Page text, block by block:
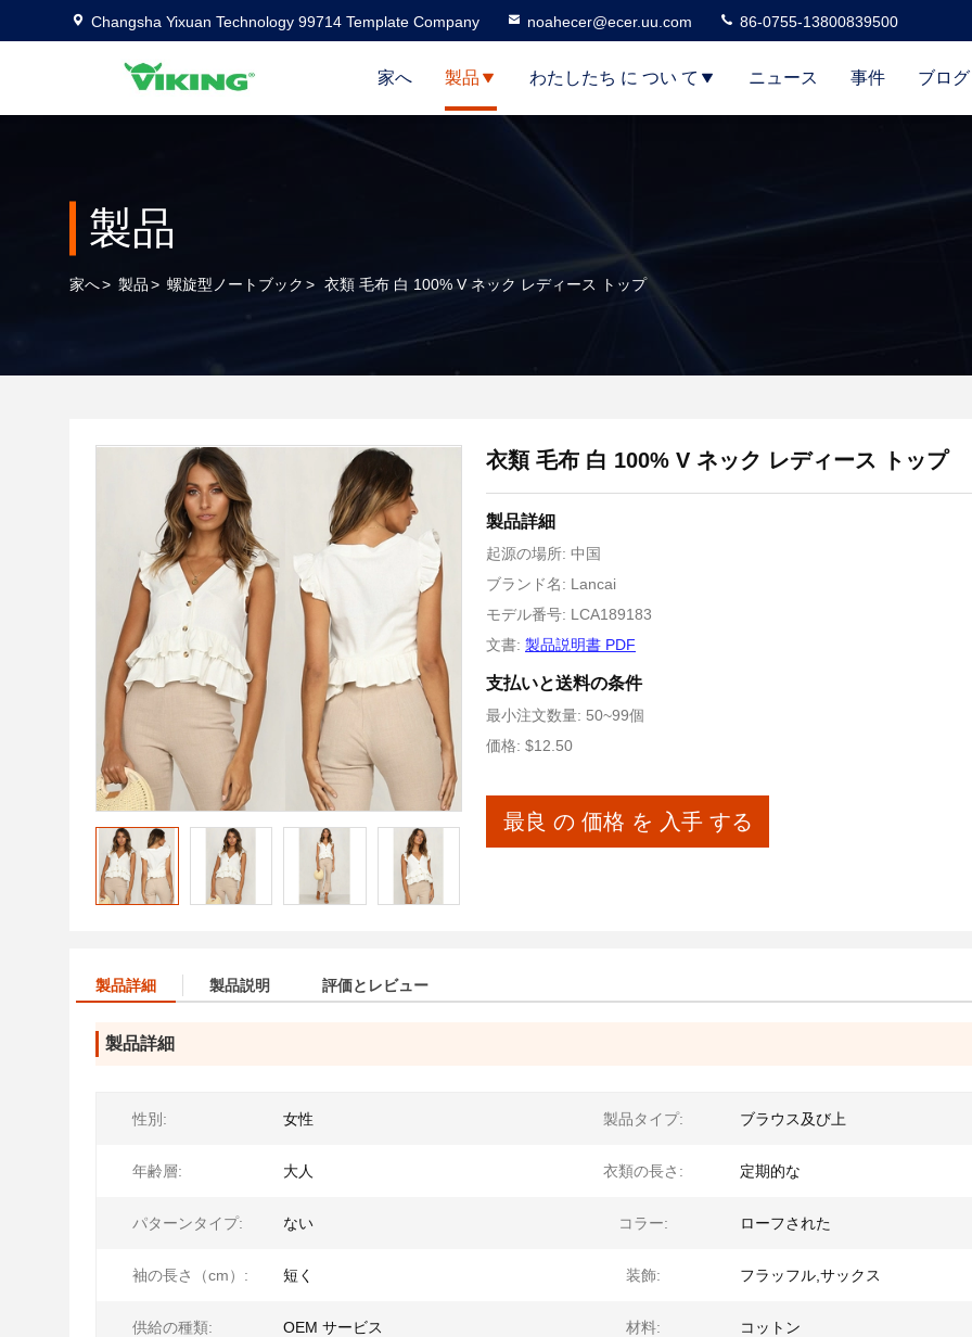
Changsha Yixuan Technology 99714 Template Company noahecer@ecer.uu.com 86-0755-13800839500
家へ 製品 わたしたち に つい て ニュース 事件 ブログ
製品
家へ> 製品> 螺旋型ノートブック > 衣類 毛布 白 100% V ネック レディース トップ
衣類 毛布 白 100% V ネック レディース トップ
製品詳細
起源の場所: 中国
ブランド名: Lancai
モデル番号: LCA189183
文書: 製品説明書 PDF
支払いと送料の条件
最小注文数量: 50~99個
価格: $12.50
最良 の 価格 を 入手 する
製品詳細 製品説明 評価とレビュー
製品詳細
性別: 女性 製品タイプ: ブラウス及び上
年齢層: 大人 衣類の長さ: 定期的な
パターンタイプ: ない コラー: ローフされた
袖の長さ（cm）: 短く 装飾: フラッフル,サックス
供給の種類: OEM サービス 材料: コットン